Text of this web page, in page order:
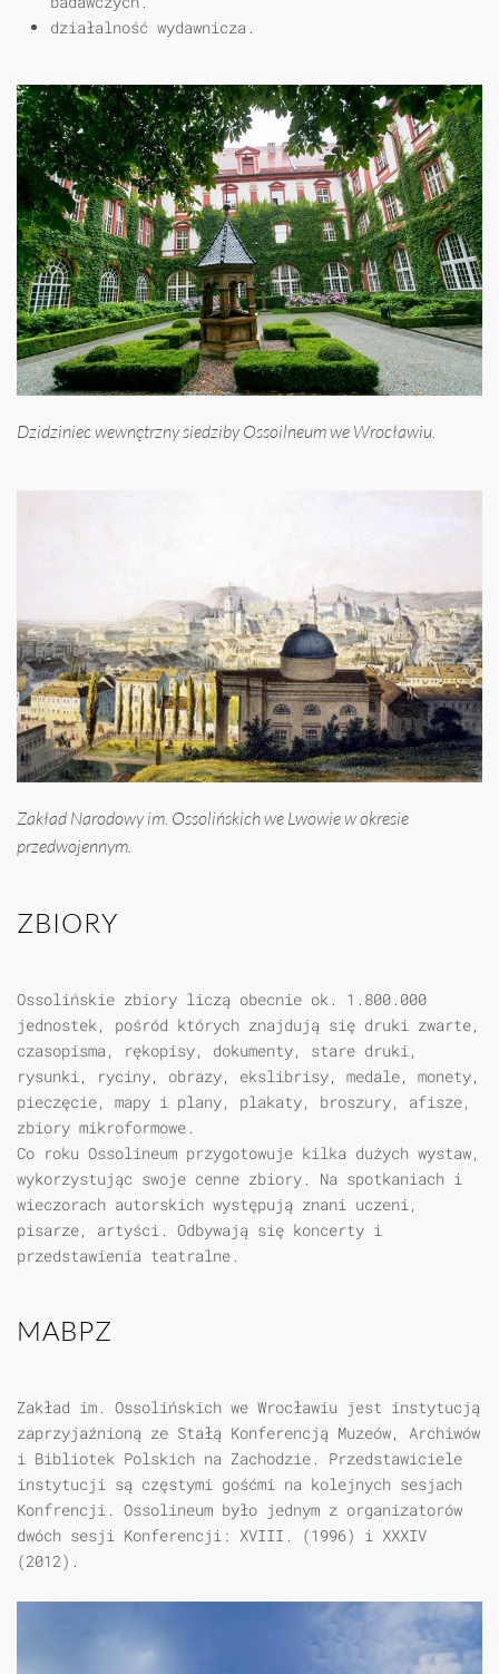
działalność wydawnicza.
Dzidziniec wewnętrzny siedziby Ossoilneum we Wrocławiu.
Zakład Narodowy im. Ossolińskich we Lwowie w okresie
przedwojennym.
ZBIORY
Ossolińskie zbiory liczą obecnie ok. 1.800.000
jednostek, pośród których znajdują się druki zwarte,
czasopisma, rękopisy, dokumenty, stare druki,
rysunki, ryciny, obrazy, ekslibrisy, medale, monety,
pieczęcie, mapy i plany, plakaty, broszury, afisze,
zbiory mikroformowe.
Co roku Ossolineum przygotowuje kilka dużych wystaw,
wykorzystując swoje cenne zbiory. Na spotkaniach i
wieczorach autorskich występują znani uczeni,
pisarze, artyści. Odbywają się koncerty i
przedstawienia teatralne.
MABPZ
Zakład im. Ossolińskich we Wrocławiu jest instytucją
zaprzyjaźnioną ze Stałą Konferencją Muzeów, Archiwów
i Bibliotek Polskich na Zachodzie. Przedstawiciele
instytucji są częstymi gośćmi na kolejnych sesjach
Konfrencji. Ossolineum było jednym z organizatorów
dwóch sesji Konferencji: XVIII. (1996) i XXXIV
(2012).